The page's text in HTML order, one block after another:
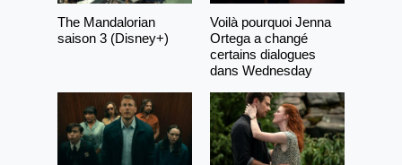
The Mandalorian
saison 3 (Disney+)
Voilà pourquoi Jenna
Ortega a changé
certains dialogues
dans Wednesday